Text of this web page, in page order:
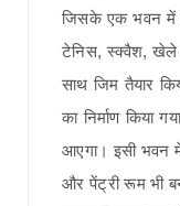
जिसके एक भवन में
टेनिस, स्क्वैश,
साथ जिम तैयार
का निर्माण किया
आएगा। इसी भवन
और पेंट्री रूम भी